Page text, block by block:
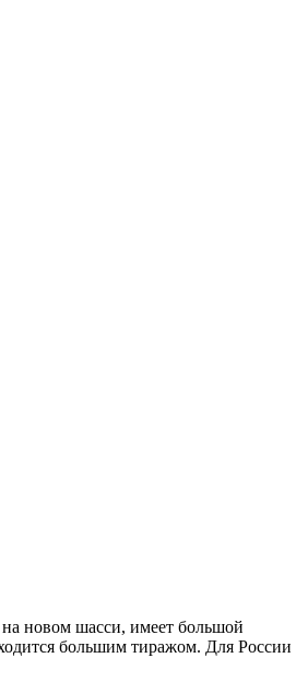
на новом шасси, имеет большой
большим тиражом. Для России